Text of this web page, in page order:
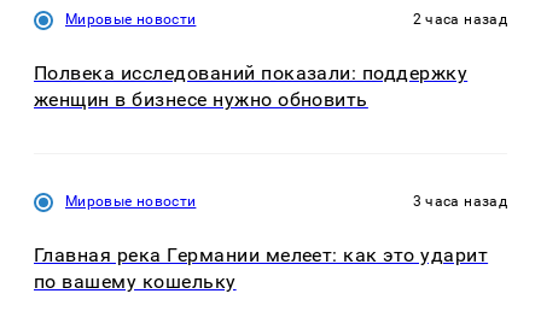
Мировые новости 2 часа назад
Полвека исследований показали: поддержку
женщин в бизнесе нужно обновить
Мировые новости 3 часа назад
Главная река Германии мелеет: как это ударит
по вашему кошельку